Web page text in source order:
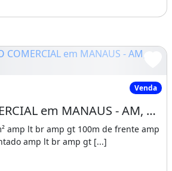
em MANAUS - AM, SÃO
Venda
TERRENO COMERCIAL em MANAUS - AM, SÃO JORGE
amp lt br amp gt 100m de frente amp
amp lt br amp gt [...]